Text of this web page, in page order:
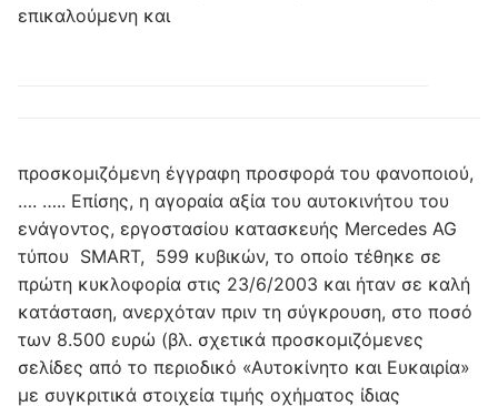
επικαλούμενη και
προσκομιζόμενη έγγραφη προσφορά του φανοποιού,
…. ….. Επίσης, η αγοραία αξία του αυτοκινήτου του
ενάγοντος, εργοστασίου κατασκευής Mercedes AG
τύπου SMART, 599 κυβικών, το οποίο τέθηκε σε
πρώτη κυκλοφορία στις 23/6/2003 και ήταν σε καλή
κατάσταση, ανερχόταν πριν τη σύγκρουση, στο ποσό
των 8.500 ευρώ (βλ. σχετικά προσκομιζόμενες
σελίδες από το περιοδικό «Αυτοκίνητο και Ευκαιρία»
με συγκριτικά στοιχεία τιμής οχήματος ίδιας